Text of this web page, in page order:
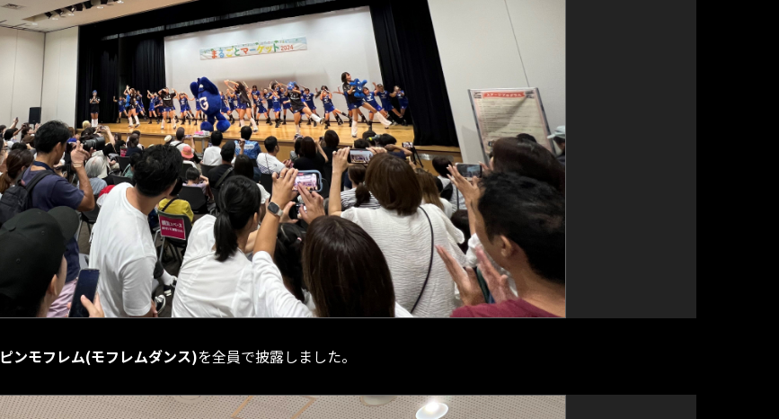
ンモフレム(モフレムダンス)を全員で披露しました。